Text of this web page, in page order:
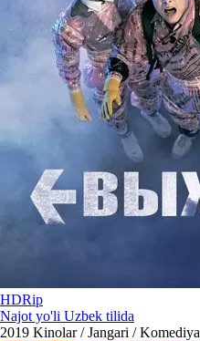
HDRip
Najot yo'li Uzbek tilida
2019 Kinolar / Jangari / Komediya